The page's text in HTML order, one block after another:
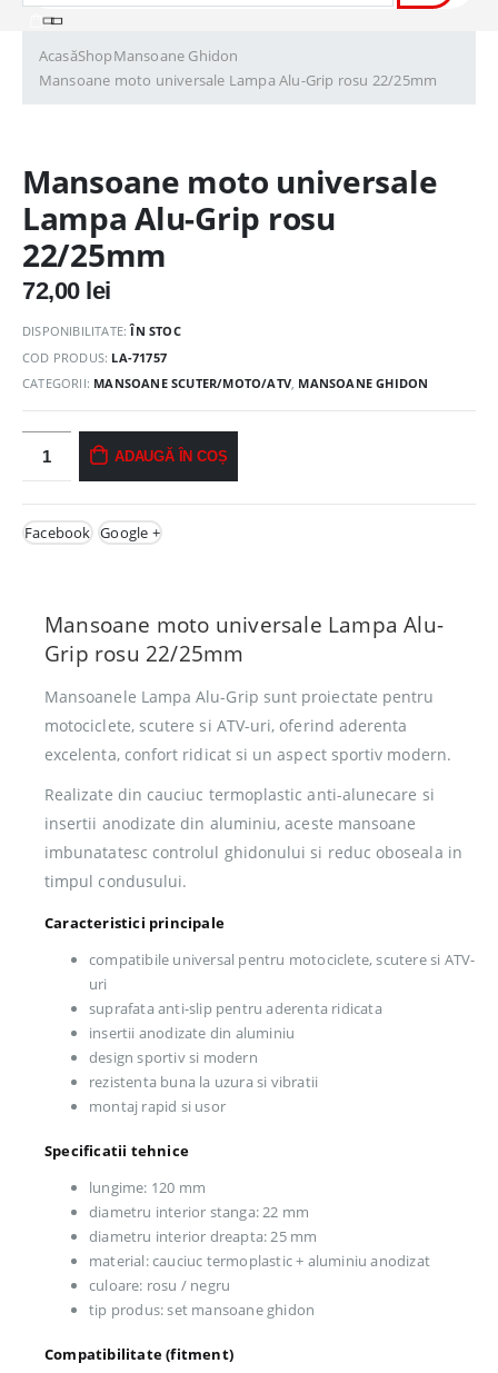
AcasăShopMansoane Ghidon
Mansoane moto universale Lampa Alu-Grip rosu 22/25mm
Mansoane moto universale
Lampa Alu-Grip rosu
22/25mm
72,00 lei
DISPONIBILITATE:ÎN STOC
COD PRODUS: LA-71757
CATEGORII: MANSOANE SCUTER/MOTO/ATV, MANSOANE GHIDON
ADAUGĂ ÎN COȘ
Facebook Google +
Mansoane moto universale Lampa Alu-
Grip rosu 22/25mm
Mansoanele Lampa Alu-Grip sunt proiectate pentru
motociclete, scutere si ATV-uri, oferind aderenta
excelenta, confort ridicat si un aspect sportiv modern.
Realizate din cauciuc termoplastic anti-alunecare si
insertii anodizate din aluminiu, aceste mansoane
imbunatatesc controlul ghidonului si reduc oboseala in
timpul condusului.
Caracteristici principale
compatibile universal pentru motociclete, scutere si ATV-
uri
suprafata anti-slip pentru aderenta ridicata
insertii anodizate din aluminiu
design sportiv si modern
rezistenta buna la uzura si vibratii
montaj rapid si usor
Specificatii tehnice
lungime: 120 mm
diametru interior stanga: 22 mm
diametru interior dreapta: 25 mm
material: cauciuc termoplastic + aluminiu anodizat
culoare: rosu / negru
tip produs: set mansoane ghidon
Compatibilitate (fitment)